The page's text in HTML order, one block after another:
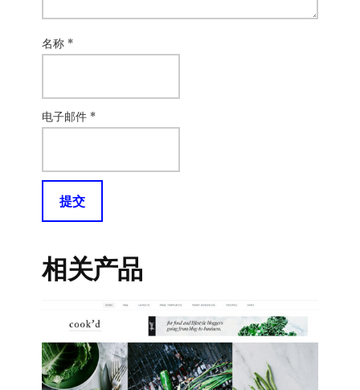
名称 *
电子邮件 *
相关产品